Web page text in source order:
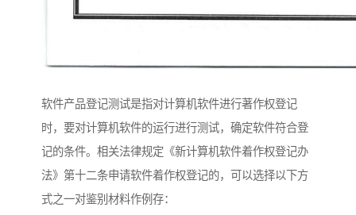
软件产品登记测试是指对计算机软件进行著作权登记
时，要对计算机软件的运行进行测试，确定软件符合登
记的条件。相关法律规定《新计算机软件着作权登记办
法》第十二条申请软件着作权登记的，可以选择以下方
式之一对鉴别材料作例存：